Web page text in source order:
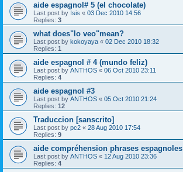
aide espagnol# 5 (el chocolate)
Last post by Isis « 03 Dec 2010 14:56
Replies: 3
what does"lo veo"mean?
Last post by kokoyaya « 02 Dec 2010 18:32
Replies: 1
aide espagnol # 4 (mundo feliz)
Last post by ANTHOS « 06 Oct 2010 23:11
Replies: 4
aide espagnol #3
Last post by ANTHOS « 05 Oct 2010 21:24
Replies: 12
Traduccion [sanscrito]
Last post by pc2 « 28 Aug 2010 17:54
Replies: 9
aide compréhension phrases espagnoles
Last post by ANTHOS « 12 Aug 2010 23:36
Replies: 4